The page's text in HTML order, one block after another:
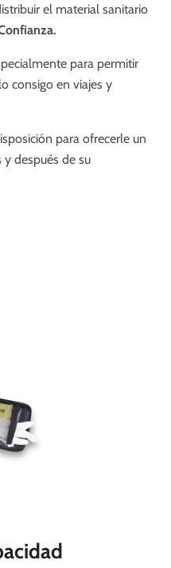
el material sanitario
para permitir
consigo en viajes y
para ofrecerle un
después de su